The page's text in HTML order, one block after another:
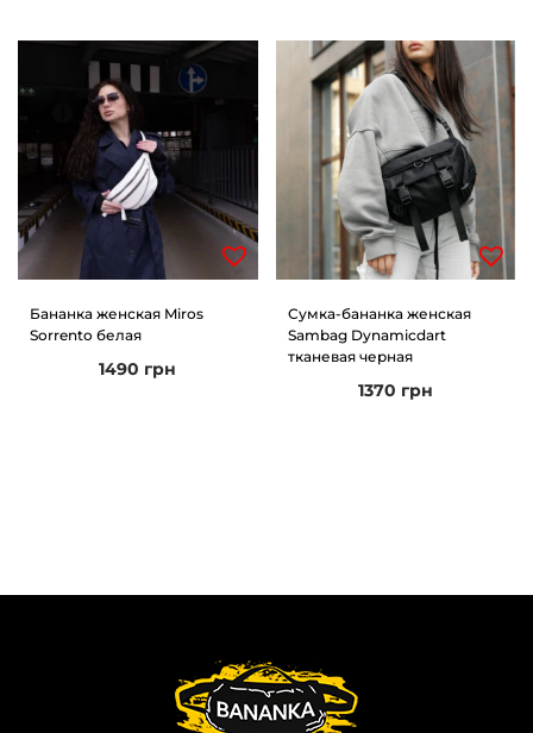
Бананка женская Miros
Sorrento белая
1490 грн
Сумка-бананка женская
Sambag Dynamicdart
тканевая черная
1370 грн